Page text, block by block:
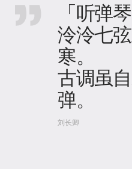
「听弹琴
泠泠七
寒。
古调虽
弹。
刘长卿